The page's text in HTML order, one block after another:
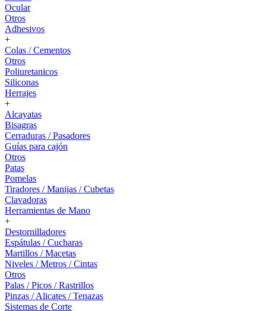
Ocular
Otros
Adhesivos
+
Colas / Cementos
Otros
Poliuretanicos
Siliconas
Herrajes
+
Alcayatas
Bisagras
Cerraduras / Pasadores
Guías para cajón
Otros
Patas
Pomelas
Tiradores / Manijas / Cubetas
Clavadoras
Herramientas de Mano
+
Destornilladores
Espátulas / Cucharas
Martillos / Macetas
Niveles / Metros / Cintas
Otros
Palas / Picos / Rastrillos
Pinzas / Alicates / Tenazas
Sistemas de Corte